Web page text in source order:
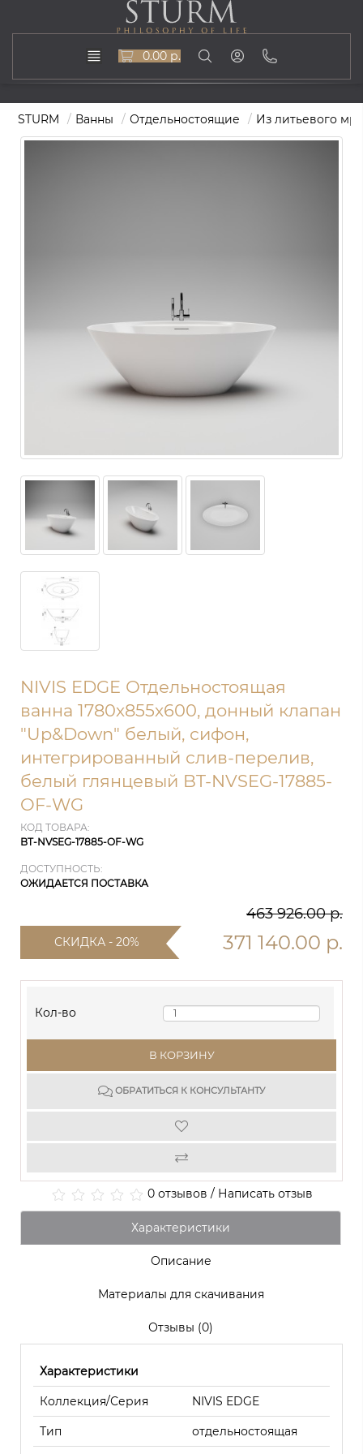
0.00 р.
STURM Ванны Отдельностоящие Из литьевого
NIVIS EDGE Отдельностоящая
ванна 1780х855х600, донный клапан
"Up&Down" белый, сифон,
интегрированный слив-перелив,
белый глянцевый BT-NVSEG-17885-
OF-WG
КОД ТОВАРА:
BT-NVSEG-17885-OF-WG
ДОСТУПНОСТЬ:
ОЖИДАЕТСЯ ПОСТАВКА
463 926.00 р.
СКИДКА - 20% 371 140.00 р.
Кол-во
В КОРЗИНУ
ОБРАТИТЬСЯ К КОНСУЛЬТАНТУ
0 отзывов / Написать отзыв
Характеристики
Описание
Материалы для скачивания
Отзывы (0)
Характеристики
Коллекция/Серия NIVIS EDGE
Тип отдельностоящая